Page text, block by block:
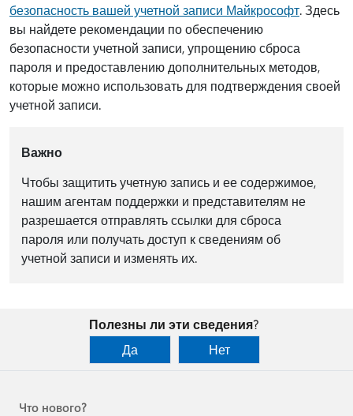
безопасность вашей учетной записи Майкрософт. Здесь
вы найдете рекомендации по обеспечению
безопасности учетной записи, упрощению сброса
пароля и предоставлению дополнительных методов,
которые можно использовать для подтверждения своей
учетной записи.
Важно
Чтобы защитить учетную запись и ее содержимое,
нашим агентам поддержки и представителям не
разрешается отправлять ссылки для сброса
пароля или получать доступ к сведениям об
учетной записи и изменять их.
Полезны ли эти сведения?
Да
Нет
Что нового?